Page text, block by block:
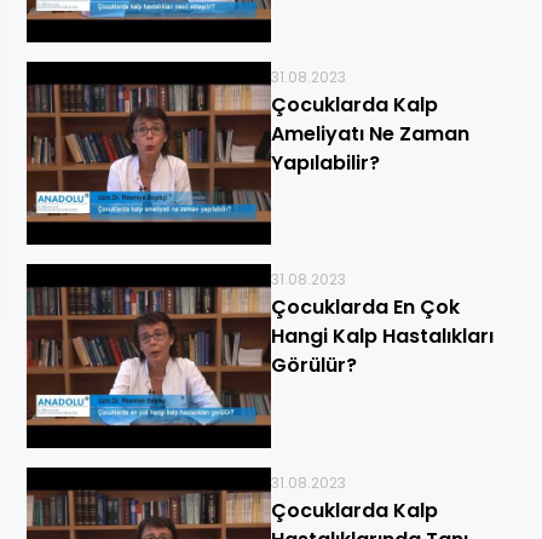
31.08.2023
Çocuklarda Kalp
Ameliyatı Ne Zaman
Yapılabilir?
31.08.2023
Çocuklarda En Çok
Hangi Kalp Hastalıkları
Görülür?
31.08.2023
Çocuklarda Kalp